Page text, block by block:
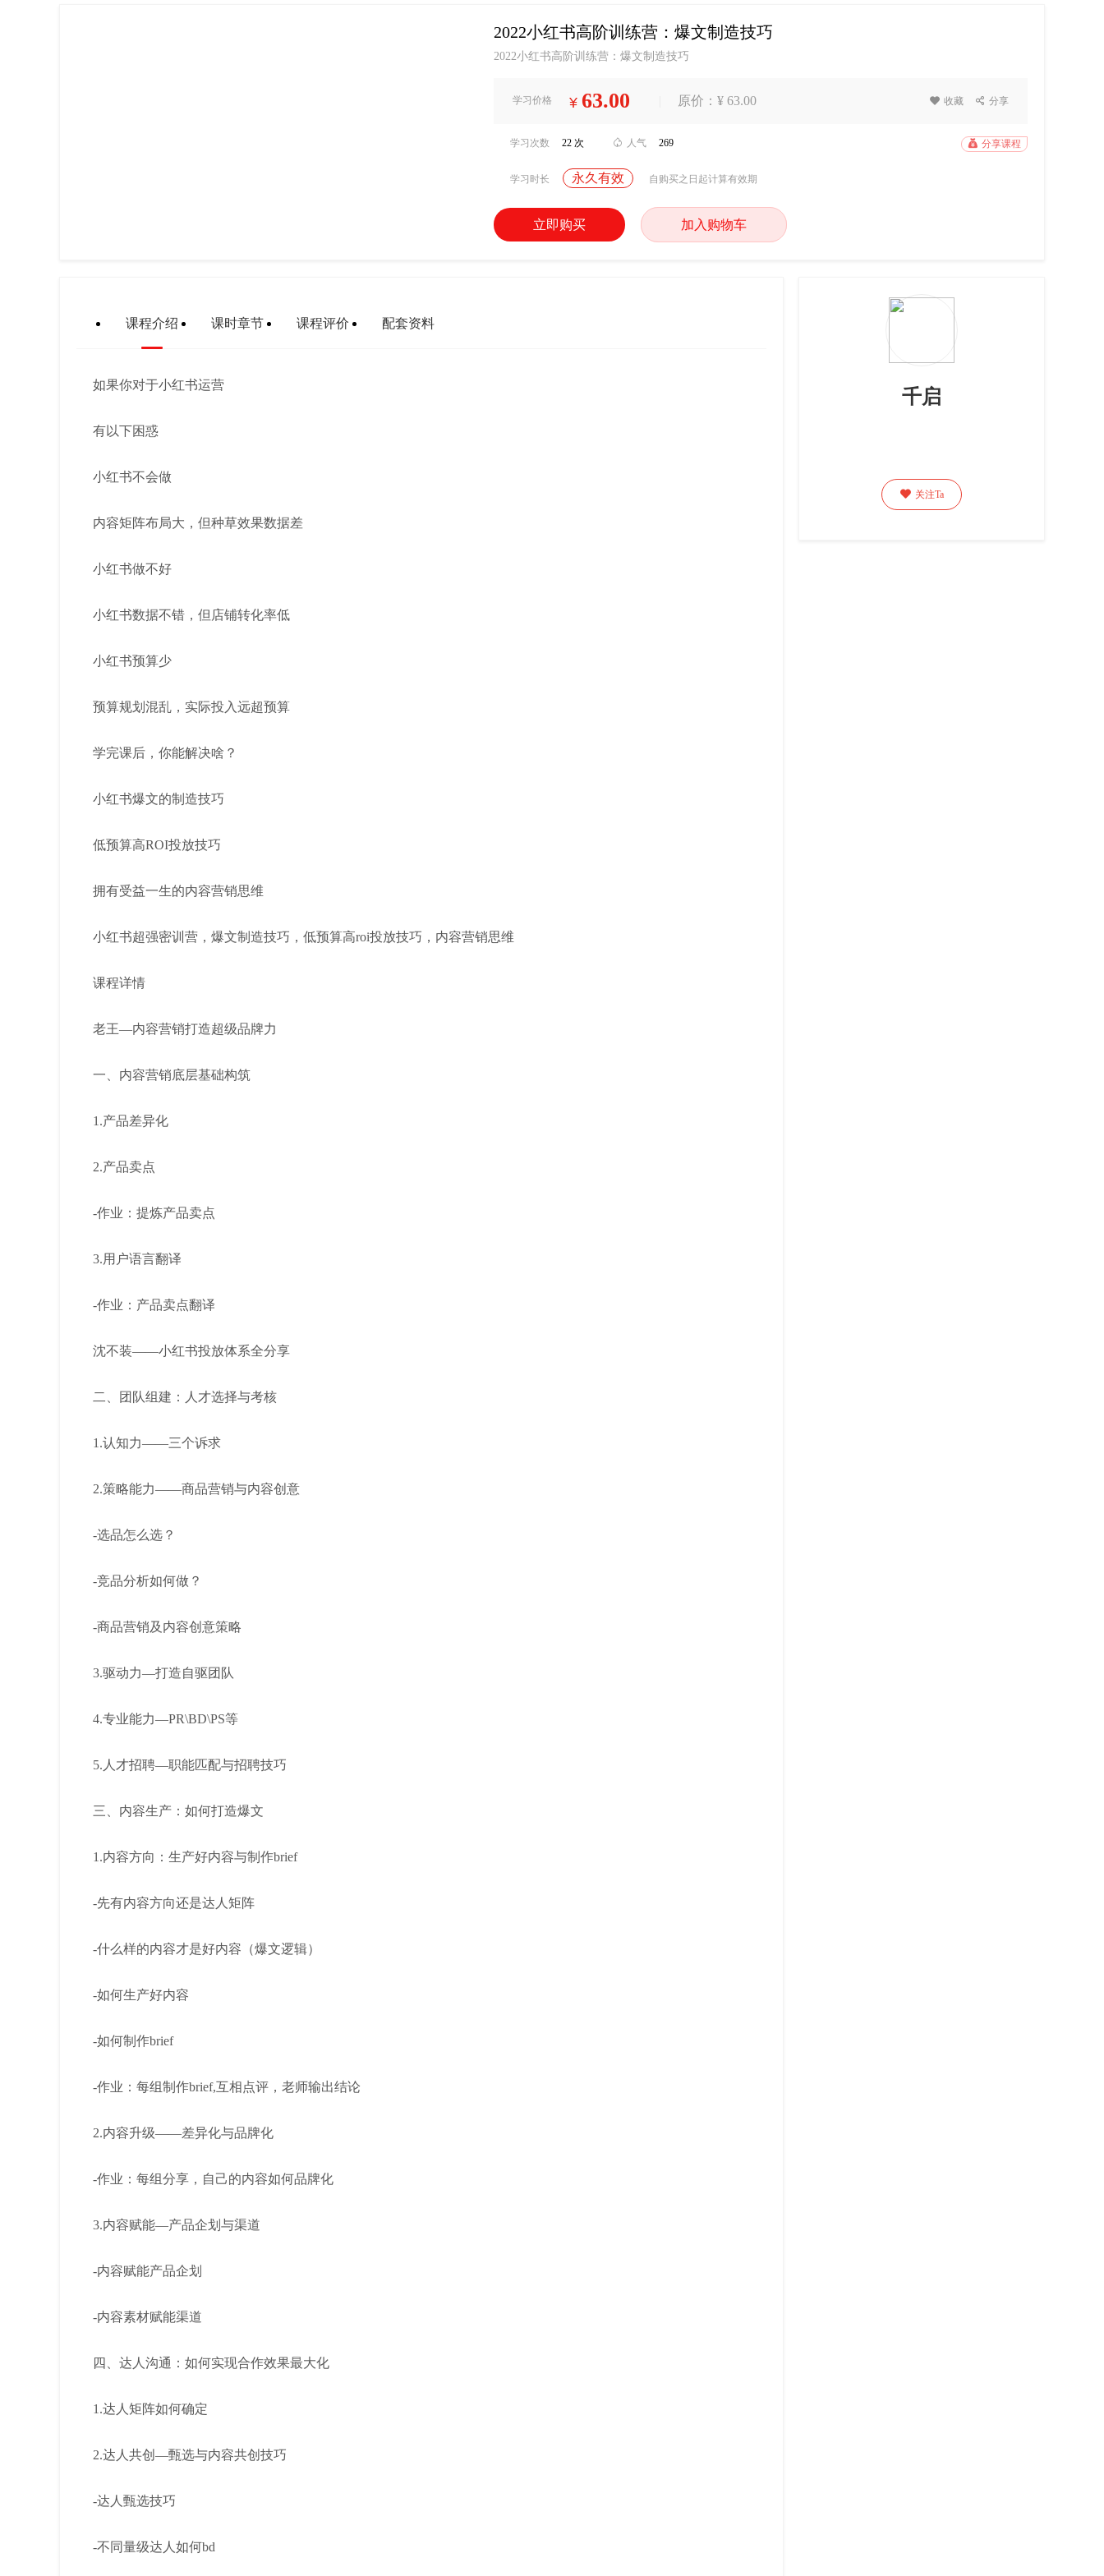
2022小红书高阶训练营：爆文制造技巧
2022小红书高阶训练营：爆文制造技巧
学习价格 ¥ 63.00 原价：¥ 63.00  收藏  分享
学习次数 22 次  人气 269  分享课程
学习时长 永久有效 自购买之日起计算有效期
立即购买 加入购物车
课程介绍 课时章节 课程评价 配套资料
如果你对于小红书运营
有以下困惑
小红书不会做
内容矩阵布局大，但种草效果数据差
小红书做不好
小红书数据不错，但店铺转化率低
小红书预算少
预算规划混乱，实际投入远超预算
学完课后，你能解决啥？
小红书爆文的制造技巧
低预算高ROI投放技巧
拥有受益一生的内容营销思维
小红书超强密训营，爆文制造技巧，低预算高roi投放技巧，内容营销思维
课程详情
老王—内容营销打造超级品牌力
一、内容营销底层基础构筑
1.产品差异化
2.产品卖点
-作业：提炼产品卖点
3.用户语言翻译
-作业：产品卖点翻译
沈不装——小红书投放体系全分享
二、团队组建：人才选择与考核
1.认知力——三个诉求
2.策略能力——商品营销与内容创意
-选品怎么选？
-竞品分析如何做？
-商品营销及内容创意策略
3.驱动力—打造自驱团队
4.专业能力—PR\BD\PS等
5.人才招聘—职能匹配与招聘技巧
三、内容生产：如何打造爆文
1.内容方向：生产好内容与制作brief
-先有内容方向还是达人矩阵
-什么样的内容才是好内容（爆文逻辑）
-如何生产好内容
-如何制作brief
-作业：每组制作brief,互相点评，老师输出结论
2.内容升级——差异化与品牌化
-作业：每组分享，自己的内容如何品牌化
3.内容赋能—产品企划与渠道
-内容赋能产品企划
-内容素材赋能渠道
四、达人沟通：如何实现合作效果最大化
1.达人矩阵如何确定
2.达人共创—甄选与内容共创技巧
-达人甄选技巧
-不同量级达人如何bd
千启
 关注Ta